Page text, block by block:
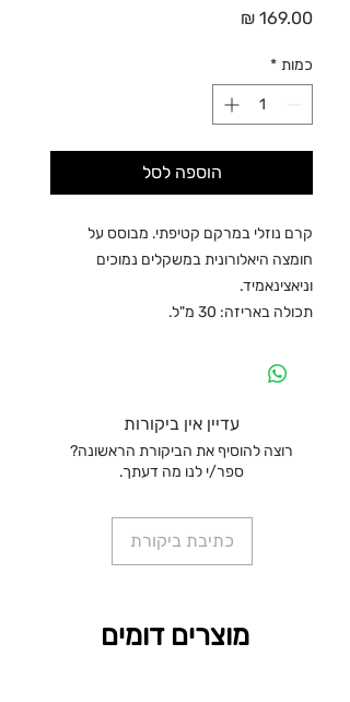
כמות *
הוספה לסל
קרם נוזלי במרקם קטיפתי. מבוסס על
חומצה היאלורונית במשקלים נמוכים
וניאצינאמיד.
תכולה באריזה: 30 מ"ל.
עדיין אין ביקורות
רוצה להוסיף את הביקורת הראשונה?
ספר/י לנו מה דעתך.
כתיבת ביקורת
מוצרים דומים